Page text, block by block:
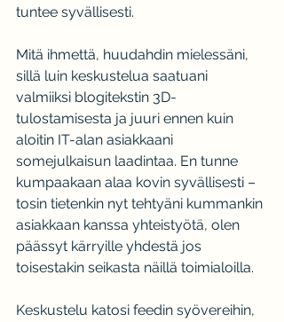
tuntee syvällisesti.
Mitä ihmettä, huudahdin mielessäni,
sillä luin keskustelua saatuani
valmiiksi blogitekstin 3D-
tulostamisesta ja juuri ennen kuin
aloitin IT-alan asiakkaani
somejulkaisun laadintaa. En tunne
kumpaakaan alaa kovin syvällisesti –
tosin tietenkin nyt tehtyäni kummankin
asiakkaan kanssa yhteistyötä, olen
päässyt kärryille yhdestä jos
toisestakin seikasta näillä toimialoilla.
Keskustelu katosi feedin syövereihin,